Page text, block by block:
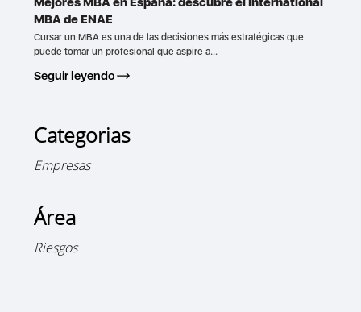
MBA de ENAE
Cursar un MBA es una de las decisiones más estratégicas que
puede tomar un profesional que aspire a...
Seguir leyendo
Categorias
Empresas
Área
Riesgos